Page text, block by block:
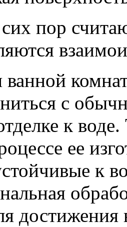
пор
ванной
с
к
ее
к
достижения